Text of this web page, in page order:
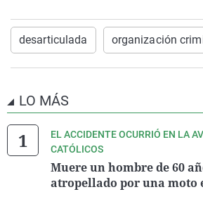
desarticulada organización
LO MÁS
EL ACCIDENTE OCURRIÓ EN LA
CATÓLICOS
Muere un hombre de 60
atropellado por una moto